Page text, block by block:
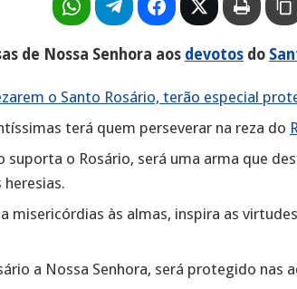
de Nossa Senhora aos devotos do
o Santo Rosário, terão especial
terá quem perseverar na reza do
suporta o Rosário, será uma arma que
heresias.
misericórdias às almas, inspira as
a Nossa Senhora, será protegido nas